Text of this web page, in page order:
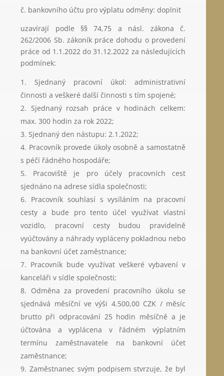
č. bankovního účtu pro výplatu odměny: doplnit
uzavírají podle §§ 74,75 a násl. zákona č.
262/2006 Sb. zákoník práce dohodu o provedení
práce od 1.1.2022 do 31.12.2022 za následujících
podmínek:
Sjednaný pracovní úkol: administrativní
činnosti a veškeré další činnosti s tím spojené;
Sjednaný rozsah práce v hodinách celkem:
max. 300 hodin za rok 2022;
Sjednaný den nástupu: 2.1.2022;
Pracovník provede úkoly osobně a samostatně
s péčí řádného hospodáře;
Pracoviště je pro účely pracovních cest
sjednáno na adrese sídla společnosti;
Pracovník souhlasí s vysíláním na pracovní
cesty a bude pro tento účel využívat vlastní
vozidlo, pracovní cesty budou pravidelně
vyúčtovány a náhrady vypláceny pokladnou nebo
na bankovní účet zaměstnance;
Pracovník bude využívat veškeré vybavení v
kanceláři v sídle společnosti;
Odměna za provedení pracovního úkolu se
sjednává měsíční ve výši 4.500,00 CZK / měsíc
brutto při odpracování 25 hodin měsíčně a je
účtována a vyplácena v řádném výplatním
termínu zaměstnavatele na bankovní účet
zaměstnance;
Zaměstnanec svým podpisem stvrzuje, že byl